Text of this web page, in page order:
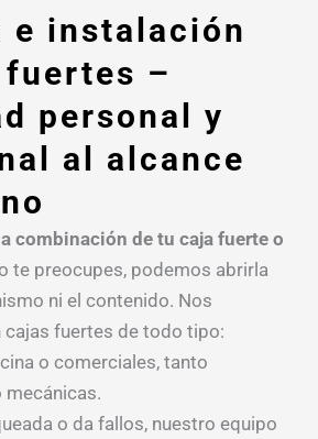
e instalación
–
personal y
al alcance
combinación de tu caja fuerte o
te preocupes, podemos abrirla
ni el contenido. Nos
cajas fuertes de todo tipo:
o comerciales, tanto
o da fallos, nuestro equipo